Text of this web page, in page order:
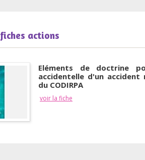
actions
Eléments de doctrine
accidentelle d'un
du CODIRPA
voir la fiche